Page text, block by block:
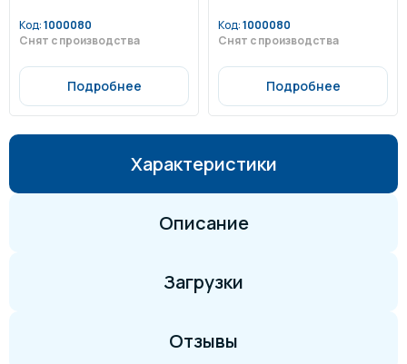
Код:1000080
Снят с производства
Подробнее
Код:1000080
Снят с производства
Подробнее
Характеристики
Описание
Загрузки
Отзывы